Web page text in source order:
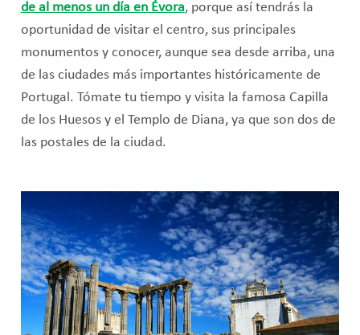
de al menos un día en Évora, porque así tendrás la
oportunidad de visitar el centro, sus principales
monumentos y conocer, aunque sea desde arriba, una
de las ciudades más importantes históricamente de
Portugal. Tómate tu tiempo y visita la famosa Capilla
de los Huesos y el Templo de Diana, ya que son dos de
las postales de la ciudad.